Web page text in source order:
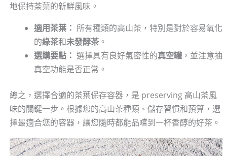
地保持茶葉的新鮮風味。
適用茶葉： 所有種類的高山茶，特別是對於容易氧化
的綠茶和未發酵茶。
選購要點： 選擇具有良好氣密性的真空罐，並注意抽
真空功能是否正常。
總之，選擇合適的茶葉保存容器，是 preserving 高山茶風
味的關鍵一步。根據您的高山茶種類、儲存習慣和預算，選
擇最適合您的容器，讓您隨時都能品嚐到一杯香醇的好茶。